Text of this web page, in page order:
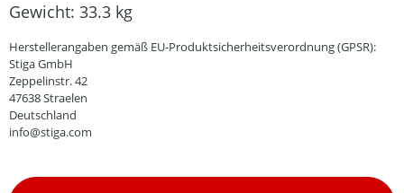
Gewicht: 33.3 kg
Herstellerangaben gemäß EU-Produktsicherheitsverordnung (GPSR):
Stiga GmbH
Zeppelinstr. 42
47638 Straelen
Deutschland
info@stiga.com